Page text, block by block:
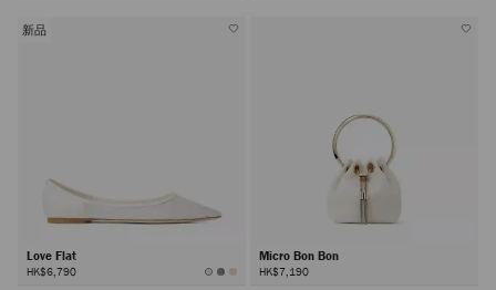
新品
Love Flat
HK$6,790
Micro Bon Bon
HK$7,190